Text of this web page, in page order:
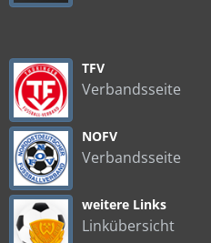
TFV
Verbandsseite
NOFV
Verbandsseite
weitere Links
Linkübersicht